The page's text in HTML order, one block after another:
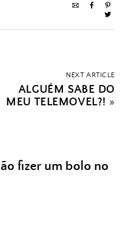
NEXT ARTICLE
ALGUÉM SABE DO
MEU TELEMOVEL?! »
fizer um bolo no